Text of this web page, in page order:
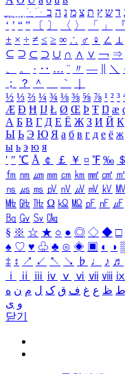
ִֶֹ ֻּ ׁׂ ד ש ץ ת צ מ נ ה ב
‘ ’ “ ” 〔 〕 〈 〉 「 」 『
± × ÷ ≠ ≤ ≥ ∞ ∴ ♂ ♀ ∠ ⊥
⊆ ⊇ ⊂ ⊃ ∪ ∩ ∧ ∨ ￢ ⇒
、
。 · ‥ … ¨ 〃 ― ＼
；
？ ＾ ｀
½ ⅓ ⅔ ¼ ¾ ⅛ ⅜ ⅝ ⅞ ¹ ² ³
Æ Ð Ħ Ĳ Ł Ø Œ Þ Ŧ Ŋ æ
А Б В Г Д Е Ё Ж З И Й К
Ы Ь Э Ю Я а б в г д е ё ж
ы ь э ю я
′ ″ ℃ Å ￠ ￡ ￥ ¤ ℉ ‰ ＄
㎙ ㎚ ㎛ ㎜ ㎝ ㎞ ㎟ ㎠ ㎡
㎱ ㎲ ㎳ ㎴ ㎵ ㎶ ㎷ ㎸ ㎹
㎒ ㎓ ㎔ Ω ㏀ ㏁ ㎊ ㎋ ㎌
㏃ ㏉ ㏜ ㏆
§ ※ ☆ ★ ○ ● ◎ ◇ ◆ □
♠ ♡ ♥ ♧ ♣ ⊙ ◈ ▣ ◐ ◑
‡ ↕ ↗ ↙ ↖ ↘ ♭ ♩ ♪ ♬
ⅰ
ⅱ ⅲ ⅳ ⅴ ⅵ ⅶ ⅷ ⅸ
ط ظ ع غ ف ق ک ل م ن ه
و ی
닫기